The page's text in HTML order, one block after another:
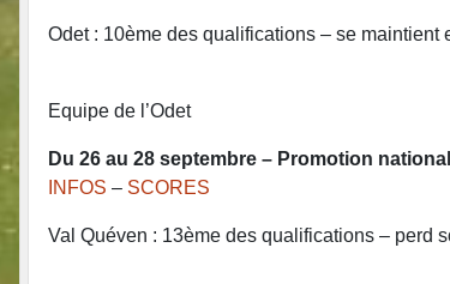
Odet : 10ème des qualifications – se maintient
Equipe de l’Odet
Du 26 au 28 septembre – Promotion
INFOS – SCORES
Val Quéven : 13ème des qualifications – perd